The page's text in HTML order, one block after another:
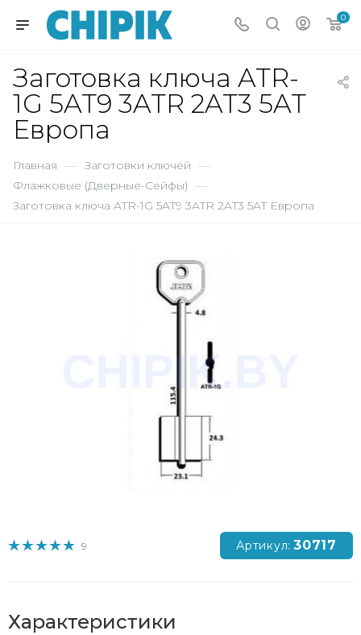
0
Заготовка ключа ATR-
1G 5AT9 3ATR 2AT3 5AT
Европа
Главная — Заготовки ключей —
Флажковые (Дверные-Сейфы) —
Заготовка ключа ATR-1G 5AT9 3ATR 2AT3 5AT Европа
9 Артикул: 30717
Характеристики